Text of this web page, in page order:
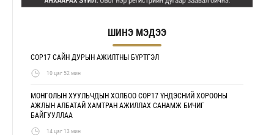
ШИНЭ МЭДЭЭ
COP17 САЙН ДУРЫН АЖИЛТНЫ БҮРТГЭЛ
10 цаг 52 мин
МОНГОЛЫН ХУУЛЬЧДЫН ХОЛБОО COP17 ҮНДЭСНИЙ ХОРООНЫ
АЖЛЫН АЛБАТАЙ ХАМТРАН АЖИЛЛАХ САНАМЖ БИЧИГ
БАЙГУУЛЛАА
14 цаг 13 мин